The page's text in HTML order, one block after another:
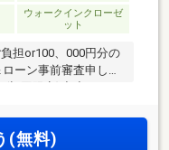
ウォークインクローゼ
ット
担or100、000円分の
ーン事前審査申し込
(無料)